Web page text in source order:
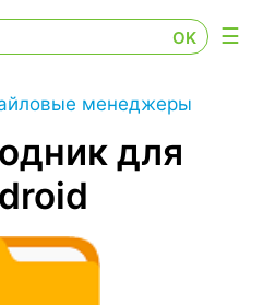
менеджеры
для